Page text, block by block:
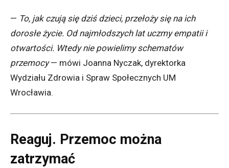
— To, jak czują się dziś dzieci, przełoży się na ich
dorosłe życie. Od najmłodszych lat uczmy empatii i
otwartości. Wtedy nie powielimy schematów
przemocy— mówi Joanna Nyczak, dyrektorka
Wydziału Zdrowia i Spraw Społecznych UM
Wrocławia.
Reaguj. Przemoc można
zatrzymać